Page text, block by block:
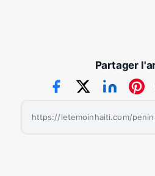
Partager